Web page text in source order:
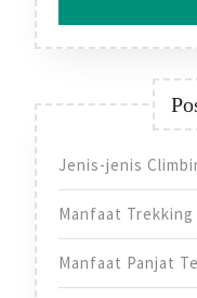
Jenis-jenis
Manfaat
Manfaat Panjat